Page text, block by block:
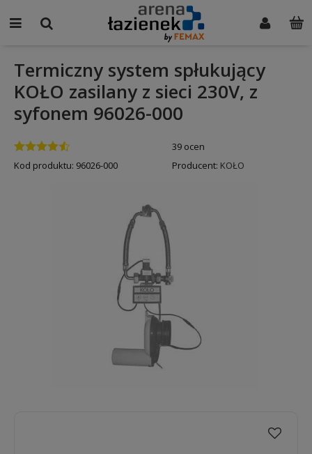
Termiczny system spłukujący
KOŁO zasilany z sieci 230V, z
syfonem 96026-000
39 ocen
Kod produktu: 96026-000 Producent: KOŁO